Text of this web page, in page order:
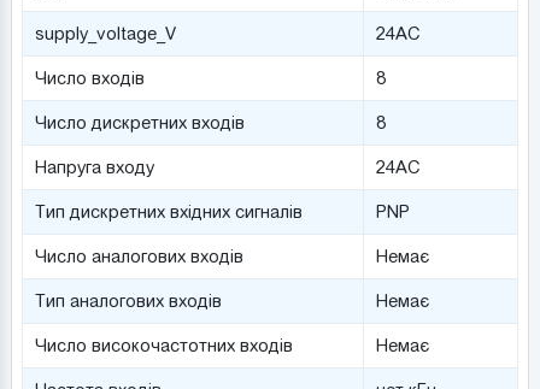
supply_voltage_V 24AC
Число входів 8
Число дискретних входів 8
Напруга входу 24AC
Тип дискретних вхідних сигналів PNP
Число аналогових входів Немає
Тип аналогових входів Немає
Число високочастотних входів Немає